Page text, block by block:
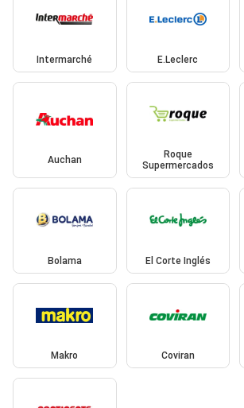
Intermarché E.Leclerc
Auchan
Roque
Supermercados
Bolama El Corte Inglés
Makro Coviran